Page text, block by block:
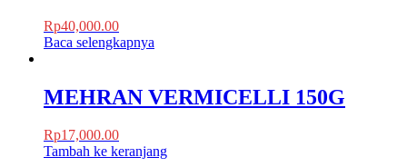
Rp40,000.00
Baca selengkapnya
MEHRAN VERMICELLI 150G
Rp17,000.00
Tambah ke keranjang